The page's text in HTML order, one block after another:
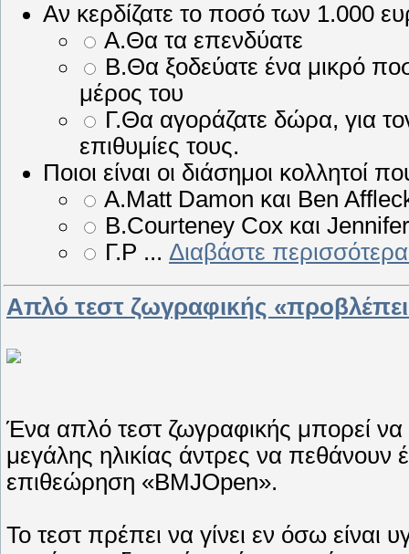
Αν κερδίζατε το ποσό των 1.000
Α.Θα τα επενδύατε
Β.Θα ξοδεύατε ένα μικρό
μέρος του
Γ.Θα αγοράζατε δώρα, για
επιθυμίες τους.
Ποιοι είναι οι διάσημοι κολλητοί
Α.Matt Damon και Ben
Β.Courteney Cox και
Γ.P ... Διαβάστε
Απλό τεστ ζωγραφικής
Ένα απλό τεστ ζωγραφικής μπορεί να
μεγάλης ηλικίας άντρες να
επιθεώρηση «BMJOpen».
Το τεστ πρέπει να γίνει εν όσω είναι